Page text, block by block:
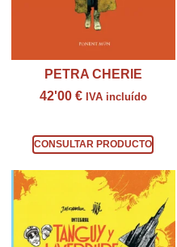
PETRA CHERIE
42'00 € IVA incluído
CONSULTAR PRODUCTO